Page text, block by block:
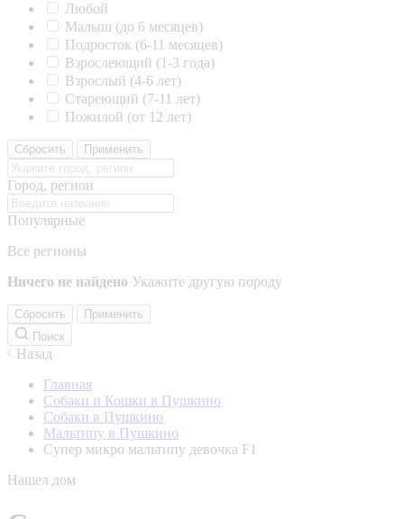
Любой
Малыш (до 6 месяцев)
Подросток (6-11 месяцев)
Взрослеющий (1-3 года)
Взрослый (4-6 лет)
Стареющий (7-11 лет)
Пожилой (от 12 лет)
Сбросить Применить
Город, регион
Популярные
Все регионы
Ничего не найдено Укажите другую породу
Сбросить
Применить
Поиск
Назад
Главная
Собаки и Кошки в Пушкино
Собаки в Пушкино
Мальтипу в Пушкино
Супер микро мальтипу девочка F1
Нашел дом